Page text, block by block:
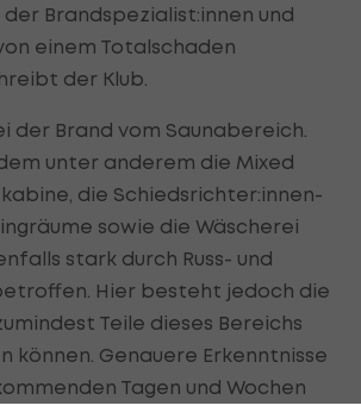
der Brandspezialist:innen und
einem Totalschaden
der Klub.
der Brand vom Saunabereich.
unter anderem die Mixed
die Schiedsrichter:innen-
sowie die Wäscherei
stark durch Russ- und
Hier besteht jedoch die
Teile dieses Bereichs
können. Genauere Erkenntnisse
Tagen und Wochen